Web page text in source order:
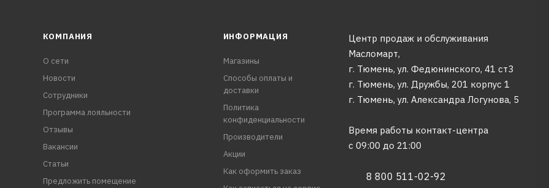
КОМПАНИЯ
О сети
Новости
Сотрудники
Программа лояльности
Отзывы
Вакансии
Статьи
Предложить помещение
ИНФОРМАЦИЯ
Магазины
Способы оплаты и
доставки
Политика
конфиденциальности
Производители
Акции
Как оформить заказ
Центр продаж и обслуживания
Масломарт,
г. Тюмень, ул. Федюнинского, 41 ст3
г. Тюмень, ул. Дружбы, 201 корпус 1
г. Тюмень, ул. Александра Логунова, 5
Время работы контакт-центра
с 09:00 до 21:00
8 800 511-02-92